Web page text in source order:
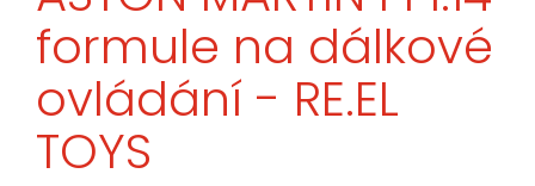
formule na dálkové
ovládání - RE.EL
TOYS